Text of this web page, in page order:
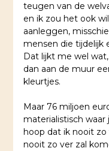
teugen van de
en ik zou het ook
aanleggen,
mensen die tijdelijk
Dat lijkt me wel
dan aan de muur
kleurtjes.
Maar 76 miljoen
materialistisch
hoop dat ik nooit
nooit zo ver zal